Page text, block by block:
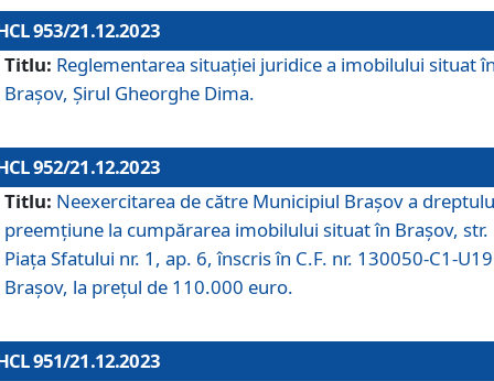
953/21.12.2023
Titlu: Reglementarea situației juridice a imobilului situat
Brașov, Șirul Gheorghe Dima.
952/21.12.2023
Titlu: Neexercitarea de către Municipiul Brașov a
preemțiune la cumpărarea imobilului situat în Brașov, str.
Piața Sfatului nr. 1, ap. 6, înscris în C.F. nr. 130050-C1-U19
Brașov, la prețul de 110.000 euro.
951/21.12.2023